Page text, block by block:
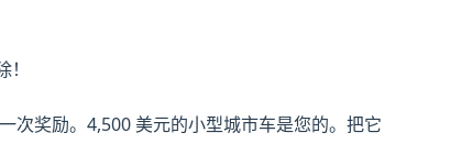
次奖励。4,500 美元的小型城市车是您的。把它